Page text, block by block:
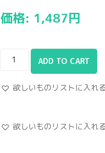
価格: 1,487円
ADD TO CART
欲しいものリストに入れ
欲しいものリストに入れ